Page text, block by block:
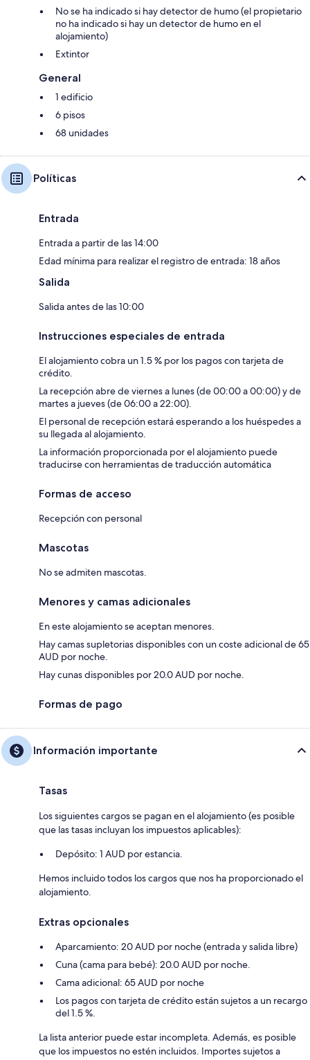
No se ha indicado si hay detector de humo (el propietario
no ha indicado si hay un detector de humo en el
alojamiento)
Extintor
General
1 edificio
6 pisos
68 unidades
Políticas
Entrada
Entrada a partir de las 14:00
Edad mínima para realizar el registro de entrada: 18 años
Salida
Salida antes de las 10:00
Instrucciones especiales de entrada
El alojamiento cobra un 1.5 % por los pagos con tarjeta de
crédito.
La recepción abre de viernes a lunes (de 00:00 a 00:00) y de
martes a jueves (de 06:00 a 22:00).
El personal de recepción estará esperando a los huéspedes a
su llegada al alojamiento.
La información proporcionada por el alojamiento puede
traducirse con herramientas de traducción automática
Formas de acceso
Recepción con personal
Mascotas
No se admiten mascotas.
Menores y camas adicionales
En este alojamiento se aceptan menores.
Hay camas supletorias disponibles con un coste adicional de 65
AUD por noche.
Hay cunas disponibles por 20.0 AUD por noche.
Formas de pago
Información importante
Tasas
Los siguientes cargos se pagan en el alojamiento (es posible
que las tasas incluyan los impuestos aplicables):
Depósito: 1 AUD por estancia.
Hemos incluido todos los cargos que nos ha proporcionado el
alojamiento.
Extras opcionales
Aparcamiento: 20 AUD por noche (entrada y salida libre)
Cuna (cama para bebé): 20.0 AUD por noche.
Cama adicional: 65 AUD por noche
Los pagos con tarjeta de crédito están sujetos a un recargo
del 1.5 %.
La lista anterior puede estar incompleta. Además, es posible
que los impuestos no estén incluidos. Importes sujetos a